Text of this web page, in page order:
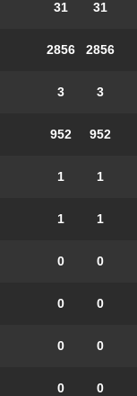
31 31
2856 2856
3 3
952 952
1 1
1 1
0 0
0 0
0 0
0 0